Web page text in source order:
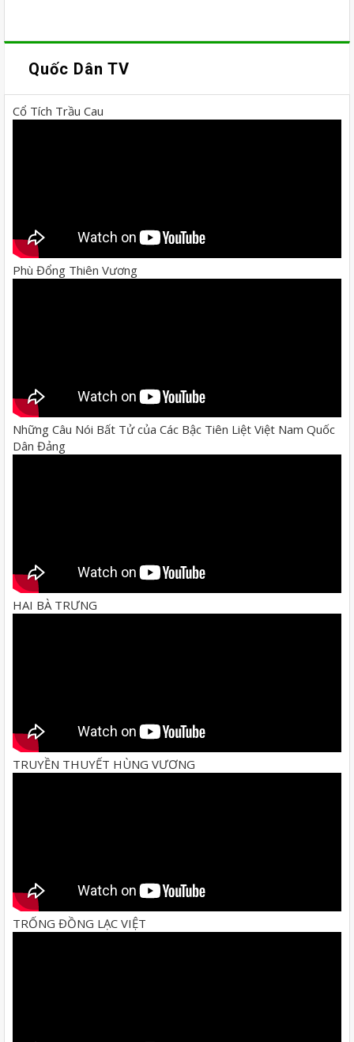
Quốc Dân TV
Cổ Tích Trầu Cau
Phù Đổng Thiên Vương
Những Câu Nói Bất Tử của Các Bậc Tiên Liệt Việt Nam Quốc
Dân Đảng
HAI BÀ TRƯNG
TRUYỀN THUYẾT HÙNG VƯƠNG
TRỐNG ĐỒNG LẠC VIỆT